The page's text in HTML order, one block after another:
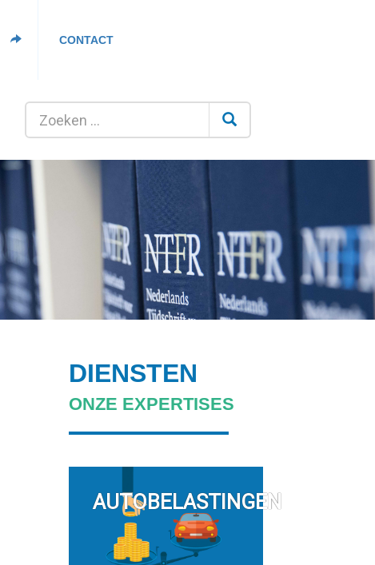
CONTACT
DIENSTEN
ONZE EXPERTISES
AUTOBELASTINGEN